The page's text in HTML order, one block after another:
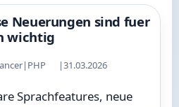
Neuerungen sind fuer
wichtig
| PHP |31.03.2026
Sprachfeatures, neue